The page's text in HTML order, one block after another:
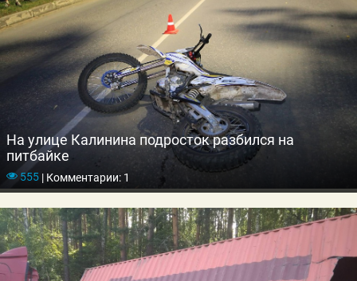
На улице Калинина подросток разбился на
питбайке
555 |Комментарии: 1